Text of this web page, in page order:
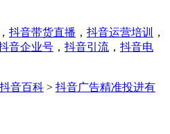
， 抖音带货直播 ， 抖音运营培训
，
音企业号 ， 抖音引流 ， 抖音电
抖音百科 > 抖音广告精准投进有